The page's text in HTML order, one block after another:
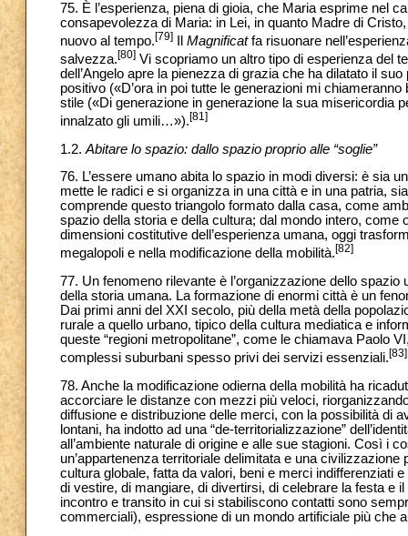
75. È l’esperienza, piena di gioia, che Maria esprime nel
consapevolezza di Maria: in Lei, in quanto Madre di
nuovo al tempo.[79] Magnificatfa risuonare
salvezza.[80] Vi scopriamo un altro tipo di esperienza del
dell’Angelo apre la pienezza di grazia che ha dilatato il
positivo («D’ora in poi tutte le generazioni mi
stile («Di generazione in generazione la sua misericordia
innalzato gli umili…»).[81]
1.2. Abitare lo spazio: dallo spazio proprio alle “soglie”
76. L’essere umano abita lo spazio in modi diversi: è sia
mette le radici e si organizza in una città e in una patria,
comprende questo triangolo formato dalla casa, come
spazio della storia e della cultura; dal mondo intero,
dimensioni costitutive dell’esperienza umana, oggi
megalopoli e nella modificazione della mobilità.[82]
77. Un fenomeno rilevante è l’organizzazione dello spazio
della storia umana. La formazione di enormi città è un
Dai primi anni del XXI secolo, più della metà della
rurale a quello urbano, tipico della cultura mediatica e
queste “regioni metropolitane”, come le chiamava Paolo
complessi suburbani spesso privi dei servizi essenziali.[83]
78. Anche la modificazione odierna della mobilità ha
accorciare le distanze con mezzi più veloci,
diffusione e distribuzione delle merci, con la possibilità di
lontani, ha indotto ad una “de-territorializzazione”
all’ambiente naturale di origine e alle sue stagioni. Così i
un’appartenenza territoriale delimitata e una
cultura globale, fatta da valori, beni e merci indifferenziati
di vestire, di mangiare, di divertirsi, di celebrare la festa e
incontro e transito in cui si stabiliscono contatti sono
commerciali), espressione di un mondo artificiale più che